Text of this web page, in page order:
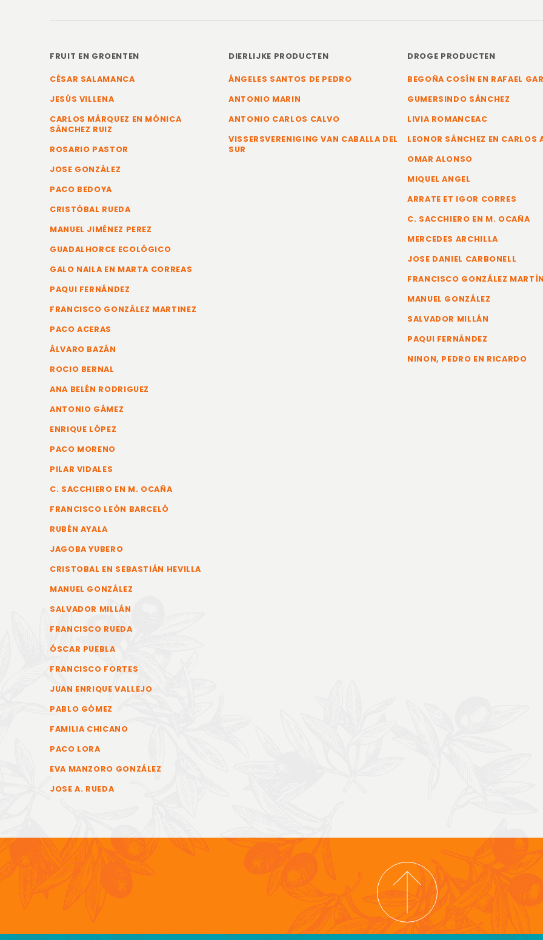
FRUIT EN GROENTEN
CÉSAR SALAMANCA
JESÚS VILLENA
CARLOS MÁRQUEZ EN MÓNICA
SÁNCHEZ RUIZ
ROSARIO PASTOR
JOSE GONZÁLEZ
PACO BEDOYA
CRISTÓBAL RUEDA
MANUEL JIMÉNEZ PEREZ
GUADALHORCE ECOLÓGICO
GALO NAILA EN MARTA CORREAS
PAQUI FERNÁNDEZ
FRANCISCO GONZÁLEZ MARTINEZ
PACO ACERAS
ÁLVARO BAZÁN
ROCIO BERNAL
ANA BELÉN RODRIGUEZ
ANTONIO GÁMEZ
ENRIQUE LÓPEZ
PACO MORENO
PILAR VIDALES
C. SACCHIERO EN M. OCAÑA
FRANCISCO LEÓN BARCELÓ
RUBÉN AYALA
JAGOBA YUBERO
CRISTOBAL EN SEBASTIÁN HEVILLA
MANUEL GONZÁLEZ
SALVADOR MILLÁN
FRANCISCO RUEDA
ÓSCAR PUEBLA
FRANCISCO FORTES
JUAN ENRIQUE VALLEJO
PABLO GÓMEZ
FAMILIA CHICANO
PACO LORA
EVA MANZORO GONZÁLEZ
JOSE A. RUEDA
DIERLIJKE PRODUCTEN
ÁNGELES SANTOS DE PEDRO
ANTONIO MARIN
ANTONIO CARLOS CALVO
VISSERSVERENIGING VAN CABALLA DEL
SUR
DROGE PRODUCTEN
BEGOÑA COSÍN EN RAFAEL
GUMERSINDO SÁNCHEZ
LIVIA ROMANCEAC
LEONOR SÁNCHEZ EN CARLOS
OMAR ALONSO
MIQUEL ANGEL
ARRATE ET IGOR CORRES
C. SACCHIERO EN M. OCAÑA
MERCEDES ARCHILLA
JOSE DANIEL CARBONELL
FRANCISCO GONZÁLEZ MARTÍN
MANUEL GONZÁLEZ
SALVADOR MILLÁN
PAQUI FERNÁNDEZ
NINON, PEDRO EN RICARDO